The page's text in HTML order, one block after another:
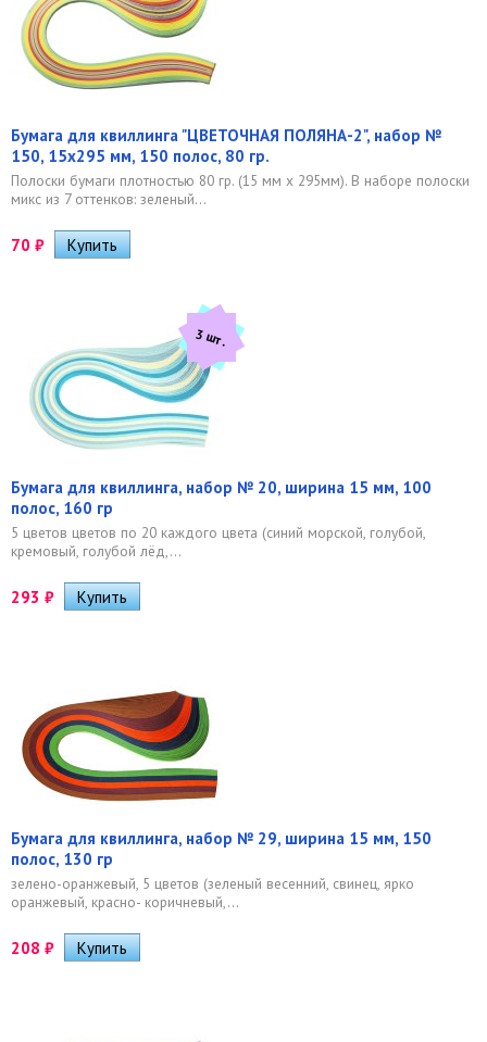
Бумага для квиллинга "ЦВЕТОЧНАЯ ПОЛЯНА-2", набор №
150, 15х295 мм, 150 полос, 80 гр.
Полоски бумаги плотностью 80 гр. (15 мм x 295мм). В наборе полоски
микс из 7 оттенков: зеленый...
70 ₽
3 шт.
Бумага для квиллинга, набор № 20, ширина 15 мм, 100
полос, 160 гр
5 цветов цветов по 20 каждого цвета (синий морской, голубой,
кремовый, голубой лёд,...
293 ₽
Бумага для квиллинга, набор № 29, ширина 15 мм, 150
полос, 130 гр
зелено-оранжевый, 5 цветов (зеленый весенний, свинец, ярко
оранжевый, красно- коричневый,...
208 ₽